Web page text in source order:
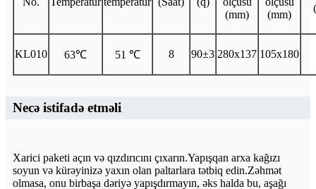
(mm)
(mm)
KL010 63℃ 51 ℃ 8 90±3 280x137 105x180
Necə istifadə etməli
Xarici paketi açın və qızdırıcını çıxarın.Yapışqan arxa kağızı
soyun və kürəyinizə yaxın olan paltarlara tətbiq edin.Zəhmət
olmasa, onu birbaşa dəriyə yapışdırmayın, əks halda bu, aşağı